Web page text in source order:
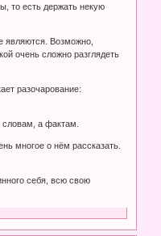
то есть держать некую
являются. Возможно,
очень сложно разглядеть
разочарование:
а фактам.
многое о нём рассказать.
себя, всю свою